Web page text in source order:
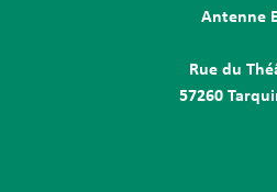
Antenne
Rue du
57260